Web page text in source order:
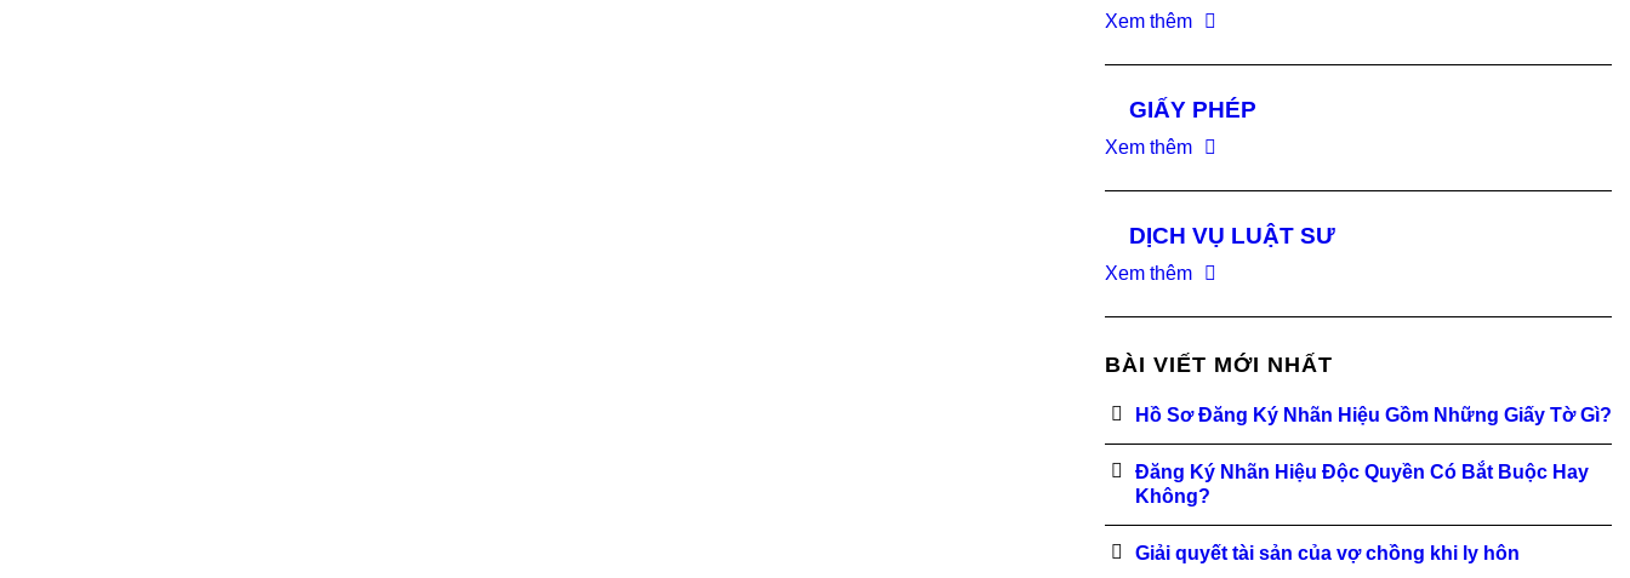
Xem thêm
GIẤY PHÉP
Xem thêm
DỊCH VỤ LUẬT SƯ
Xem thêm
BÀI VIẾT MỚI NHẤT
Hồ Sơ Đăng Ký Nhãn Hiệu Gồm Những Giấy Tờ Gì?
Đăng Ký Nhãn Hiệu Độc Quyền Có Bắt Buộc Hay
Không?
Giải quyết tài sản của vợ chồng khi ly hôn